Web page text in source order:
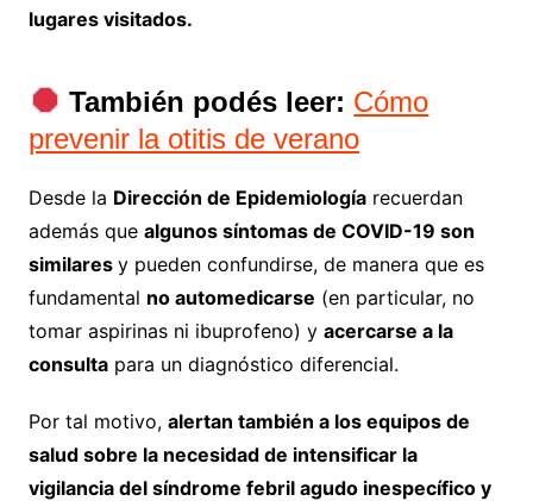
lugares visitados.
También podés leer: Cómo
prevenir la otitis de verano
Desde la Dirección de Epidemiologíarecuerdan
además que algunos síntomas de COVID-19 son
similares y pueden confundirse, de manera que es
fundamental no automedicarse (en particular, no
tomar aspirinas ni ibuprofeno) y acercarse a la
consultapara un diagnóstico diferencial.
Por tal motivo, alertan también a los equipos de
salud sobre la necesidad de intensificar la
vigilancia del síndrome febril agudo inespecífico y